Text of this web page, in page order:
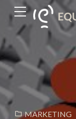
MARKETING